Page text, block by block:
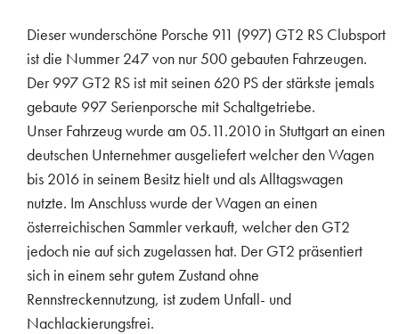
Dieser wunderschöne Porsche 911 (997) GT2 RS Clubsport
ist die Nummer 247 von nur 500 gebauten Fahrzeugen.
Der 997 GT2 RS ist mit seinen 620 PS der stärkste jemals
gebaute 997 Serienporsche mit Schaltgetriebe.
Unser Fahrzeug wurde am 05.11.2010 in Stuttgart an einen
deutschen Unternehmer ausgeliefert welcher den Wagen
bis 2016 in seinem Besitz hielt und als Alltagswagen
nutzte. Im Anschluss wurde der Wagen an einen
österreichischen Sammler verkauft, welcher den GT2
jedoch nie auf sich zugelassen hat. Der GT2 präsentiert
sich in einem sehr gutem Zustand ohne
Rennstreckennutzung, ist zudem Unfall- und
Nachlackierungsfrei.